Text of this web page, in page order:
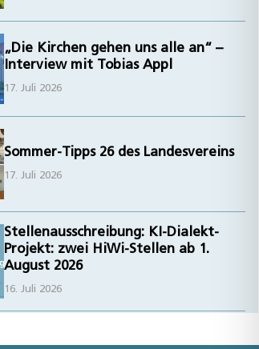
„Die Kirchen gehen uns alle an“ –
Interview mit Tobias Appl
17. Juli 2026
Sommer-Tipps 26 des Landesvereins
17. Juli 2026
Stellenausschreibung: KI-Dialekt-
Projekt: zwei HiWi-Stellen ab 1.
August 2026
16. Juli 2026